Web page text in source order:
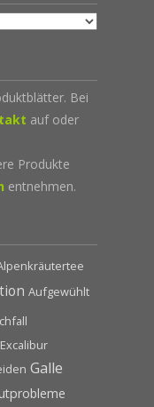
Bei
auf oder
Produkte
entnehmen.
Aufgewühlt
Excalibur
Galle